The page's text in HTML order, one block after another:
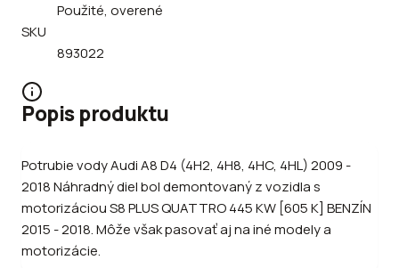
Použité, overené
SKU
893022
Popis produktu
Potrubie vody Audi A8 D4 (4H2, 4H8, 4HC, 4HL) 2009 -
2018 Náhradný diel bol demontovaný z vozidla s
motorizáciou S8 PLUS QUATTRO 445 KW [605 K] BENZÍN
2015 - 2018. Môže však pasovať aj na iné modely a
motorizácie.